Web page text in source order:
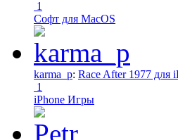
1
Софт для MacOS
karma_p: Race After 1977 для
1
iPhone Игры